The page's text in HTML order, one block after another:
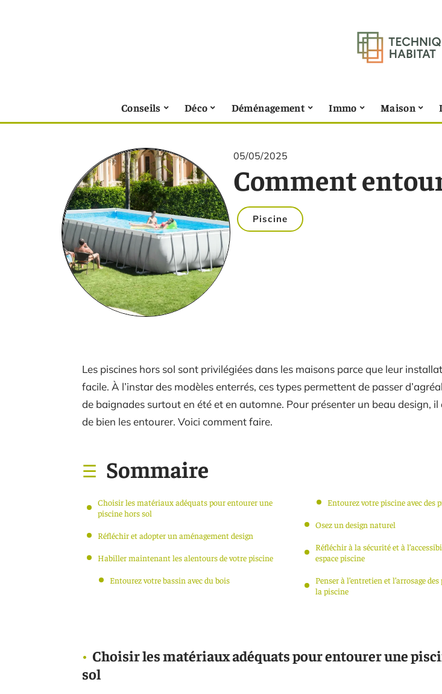
Conseils Déco Déménagement Immo Maison
05/05/2025
Comment
Piscine
Les piscines hors sol sont privilégiées dans les maisons parce que leur
facile. À l’instar des modèles enterrés, ces types permettent de passer
de baignades surtout en été et en automne. Pour présenter un beau design,
de bien les entourer. Voici comment faire.
Sommaire
Choisir les matériaux adéquats pour entourer une
piscine hors sol
Réfléchir et adopter un aménagement design
Habiller maintenant les alentours de votre piscine
Entourez votre bassin avec du bois
Entourez votre piscine avec des
Osez un design naturel
Réfléchir à la sécurité et à
espace piscine
Penser à l’entretien et l’arrosage
la piscine
Choisir les matériaux adéquats pour entourer une
sol